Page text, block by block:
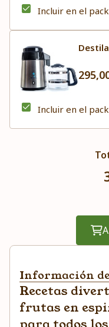
Incluir en el pack
Incluir en el pack
Información
Recetas
frutas en